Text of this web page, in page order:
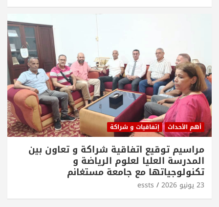
أهم الأحداث إتفاقيات و شراكة
مراسيم توقيع اتفاقية شراكة و تعاون بين
المدرسة العليا لعلوم الرياضة و
تكنولوجياتها مع جامعة مستغانم
23 يونيو 2026 essts